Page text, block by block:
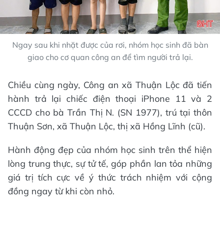
Ngay sau khi nhặt được của rơi, nhóm học sinh đã bàn
giao cho cơ quan công an để tìm người trả lại.
Chiều cùng ngày, Công an xã Thuận Lộc đã tiến
hành trả lại chiếc điện thoại iPhone 11 và 2
CCCD cho bà Trần Thị N. (SN 1977), trú tại thôn
Thuận Sơn, xã Thuận Lộc, thị xã Hồng Lĩnh (cũ).
Hành động đẹp của nhóm học sinh trên thể hiện
lòng trung thực, sự tử tế, góp phần lan tỏa những
giá trị tích cực về ý thức trách nhiệm với cộng
đồng ngay từ khi còn nhỏ.